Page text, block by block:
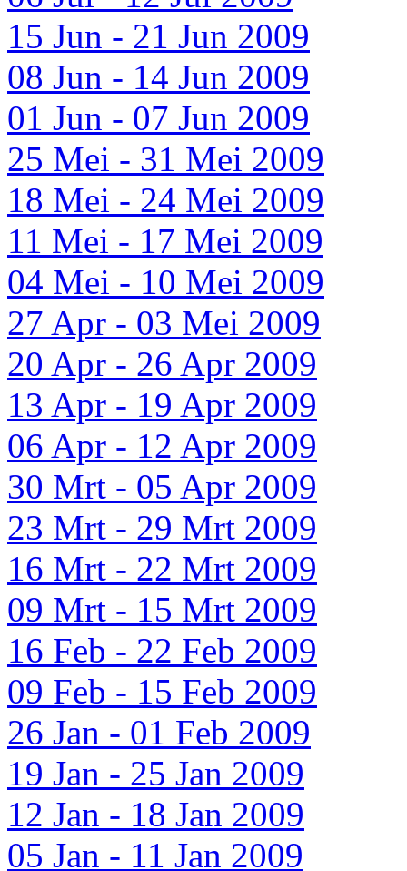
15 Jun - 21 Jun 2009
08 Jun - 14 Jun 2009
01 Jun - 07 Jun 2009
25 Mei - 31 Mei 2009
18 Mei - 24 Mei 2009
11 Mei - 17 Mei 2009
04 Mei - 10 Mei 2009
27 Apr - 03 Mei 2009
20 Apr - 26 Apr 2009
13 Apr - 19 Apr 2009
06 Apr - 12 Apr 2009
30 Mrt - 05 Apr 2009
23 Mrt - 29 Mrt 2009
16 Mrt - 22 Mrt 2009
09 Mrt - 15 Mrt 2009
16 Feb - 22 Feb 2009
09 Feb - 15 Feb 2009
26 Jan - 01 Feb 2009
19 Jan - 25 Jan 2009
12 Jan - 18 Jan 2009
05 Jan - 11 Jan 2009